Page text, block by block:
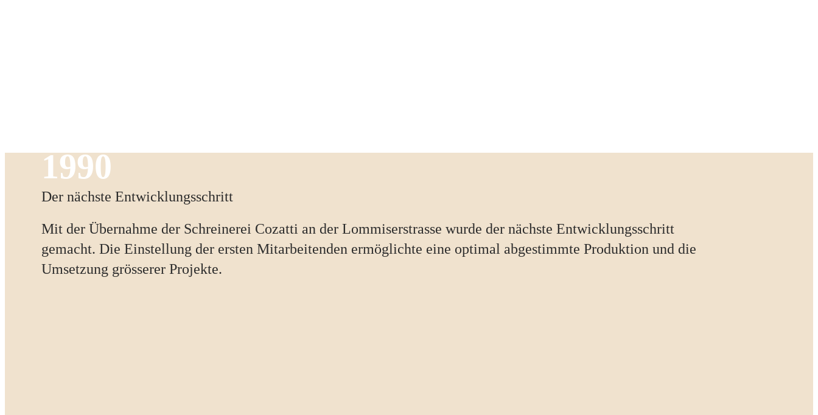
1990
Der nächste Entwicklungsschritt
Mit der Übernahme der Schreinerei Cozatti an der Lommiserstrasse wurde der nächste Entwicklungsschritt
gemacht. Die Einstellung der ersten Mitarbeitenden ermöglichte eine optimal abgestimmte Produktion und die
Umsetzung grösserer Projekte.